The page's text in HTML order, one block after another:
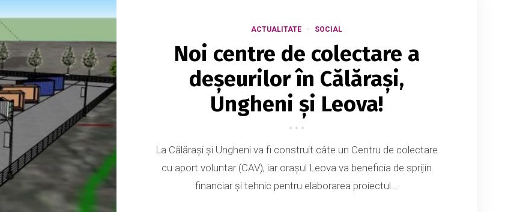
ACTUALITATE SOCIAL
Noi centre de colectare a
deșeurilor în Călărași,
Ungheni și Leova!
La Călărași și Ungheni va fi construit câte un Centru de colectare
cu aport voluntar (CAV), iar orașul Leova va beneficia de sprijin
financiar și tehnic pentru elaborarea proiectul...